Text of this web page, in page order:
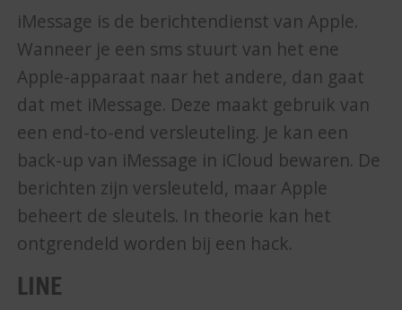
iMessage is de berichtendienst van Apple.
Wanneer je een sms stuurt van het ene
Apple-apparaat naar het andere, dan gaat
dat met iMessage. Deze maakt gebruik van
een end-to-end versleuteling. Je kan een
back-up van iMessage in iCloud bewaren. De
berichten zijn versleuteld, maar Apple
beheert de sleutels. In theorie kan het
ontgrendeld worden bij een hack.
LINE